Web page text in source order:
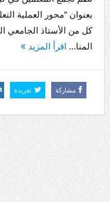
بعنوان “محور العملية
كل من الأستاذ الجامعي
المنا... اقرأ المزيد
مشاركة تغريدة